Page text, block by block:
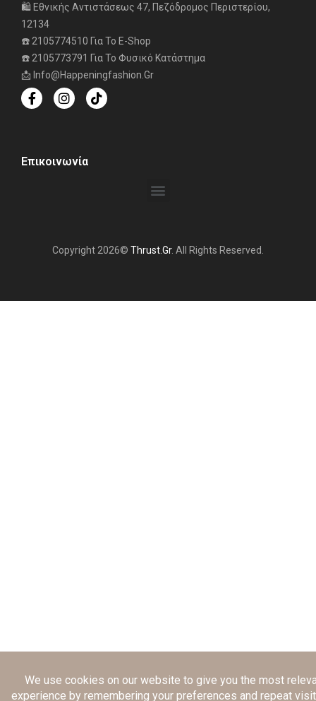
🛍️ Εθνικής Αντιστάσεως 47, Πεζόδρομος Περιστερίου,
12134
☎️ 2105774510 Για Το E-Shop
☎️ 2105773791 Για Το Φυσικό Κατάστημα
📩 Info@happeningfashion.gr
Επικοινωνία
Copyright 2026© Thrust.gr. All Rights Reserved.